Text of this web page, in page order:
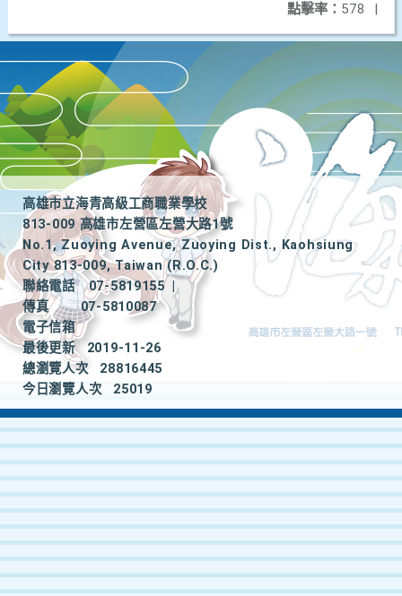
點擊率： 578 |
高雄市立海青高級工商職業學校
813-009 高雄市左營區左營大路1號
No.1, Zuoying Avenue, Zuoying Dist., Kaohsiung
City 813-009, Taiwan (R.O.C.)
聯絡電話
07-5819155
|
傳真
07-5810087
電子信箱
最後更新
2019-11-26
總瀏覽人次
28816445
今日瀏覽人次
25019